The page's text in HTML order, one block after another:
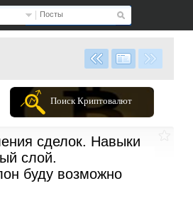
Посты
Поиск Криптовалют
сделок. Навыки
слой.
буду возможно